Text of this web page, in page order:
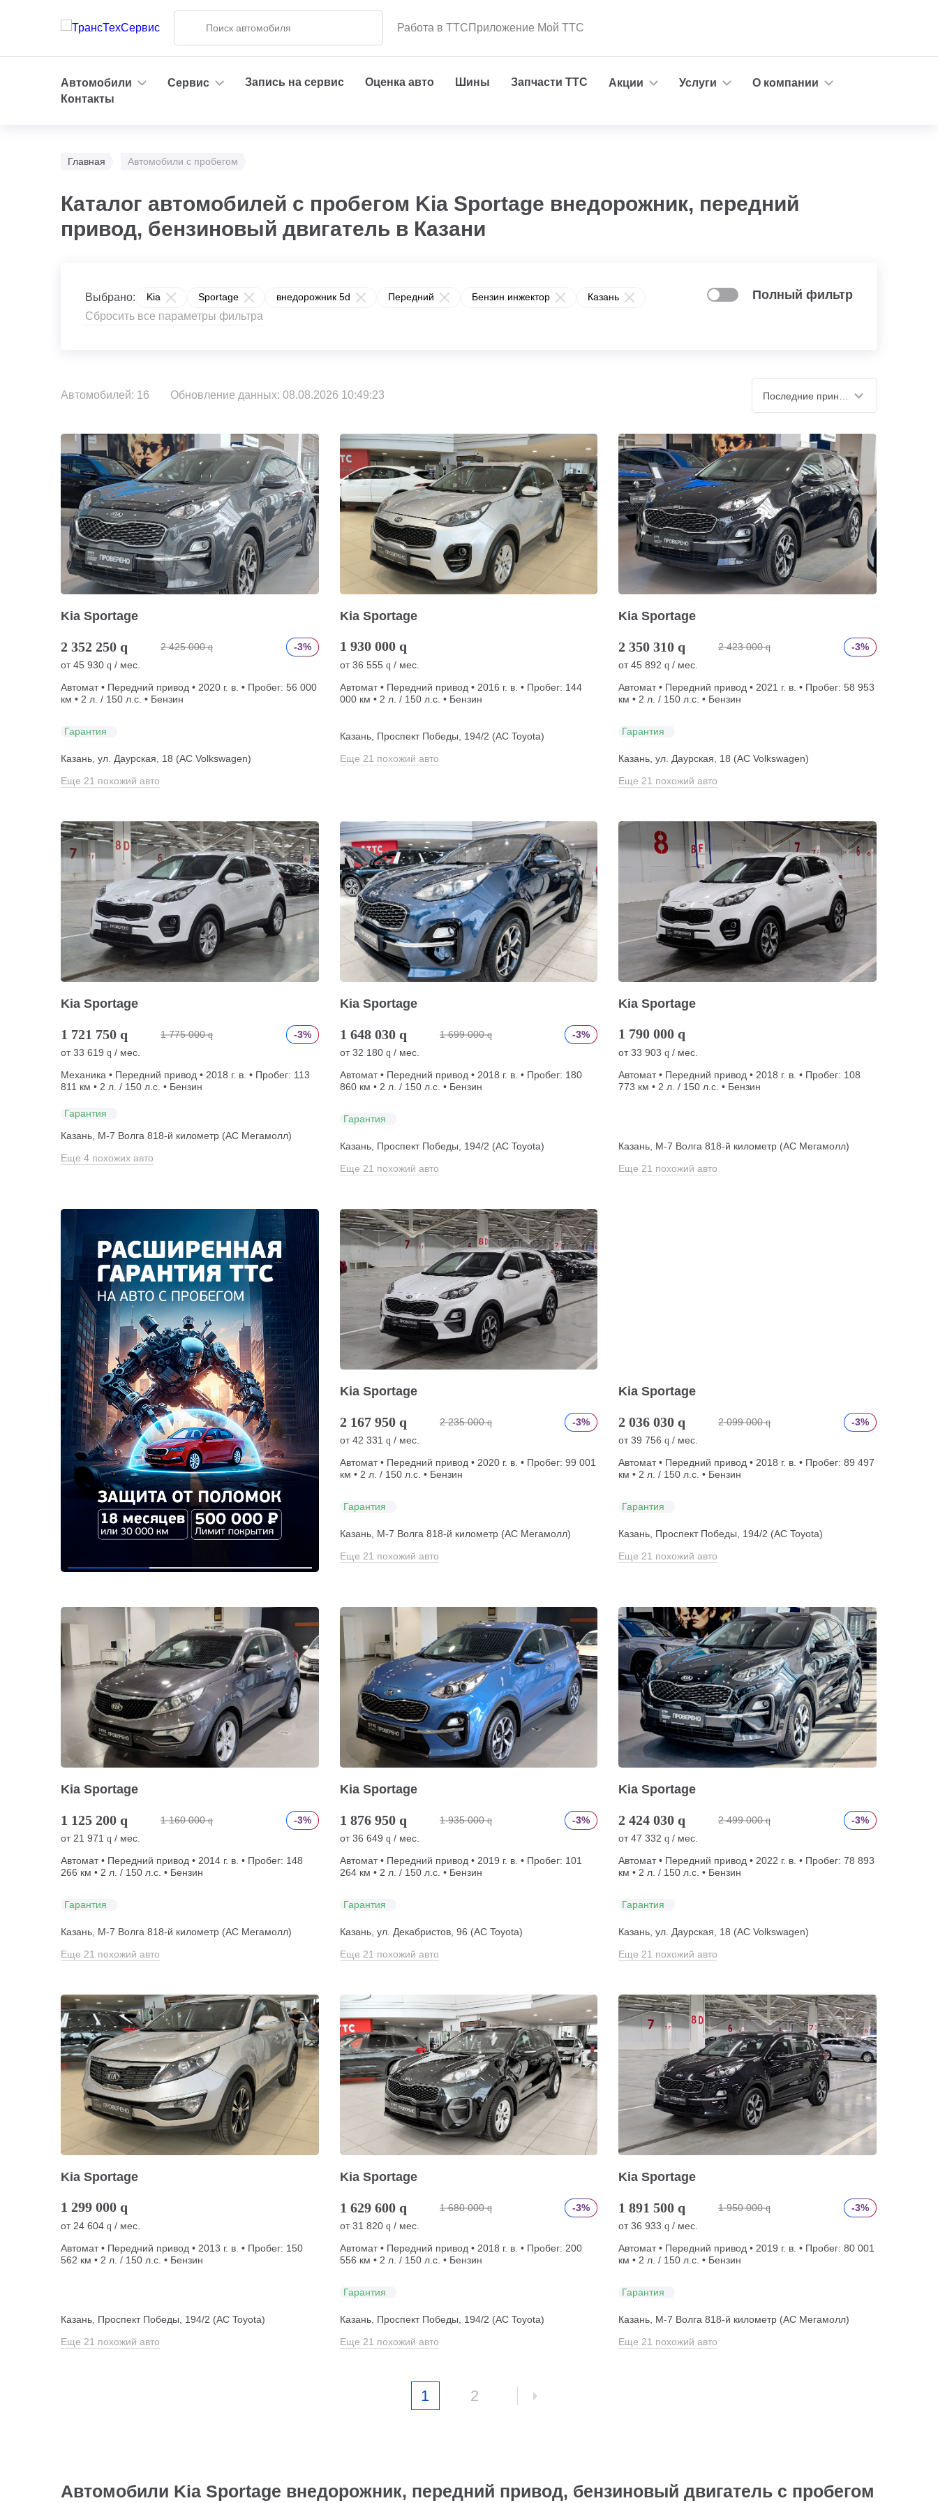
Работа в ТТСПриложение Мой ТТС
Автомобили Сервис Запись на сервис Оценка авто Шины Запчасти ТТС Акции Услуги
О компании
Контакты
Главная Автомобили с пробегом
Каталог автомобилей с пробегом Kia Sportage внедорожник, передний
привод, бензиновый двигатель в Казани
Выбрано: Kia Sportage внедорожник 5d Передний Бензин инжектор Казань
Сбросить все параметры фильтра
Полный фильтр
Автомобилей: 16 Обновление данных: 08.08.2026 10:49:23
Kia Sportage
2 352 250 q 2 425 000 q
-3%
от45 930 q / мес.
Автомат • Передний привод • 2020 г. в. • Пробег: 56 000
км • 2 л. / 150 л.с. • Бензин
Гарантия
Казань, ул. Даурская, 18 (АС Volkswagen)
Еще 21 похожий авто
Kia Sportage
1 930 000 q
от36 555 q / мес.
Автомат • Передний привод • 2016 г. в. • Пробег: 144
000 км • 2 л. / 150 л.с. • Бензин
Казань, Проспект Победы, 194/2 (АС Toyota)
Еще 21 похожий авто
Kia Sportage
2 350 310 q 2 423 000 q
-3%
от45 892 q / мес.
Автомат • Передний привод • 2021 г. в. • Пробег: 58 953
км • 2 л. / 150 л.с. • Бензин
Гарантия
Казань, ул. Даурская, 18 (АС Volkswagen)
Еще 21 похожий авто
Kia Sportage
1 721 750 q 1 775 000 q
-3%
от33 619 q / мес.
Механика • Передний привод • 2018 г. в. • Пробег: 113
811 км • 2 л. / 150 л.с. • Бензин
Гарантия
Казань, М-7 Волга 818-й километр (АС Мегамолл)
Еще 4 похожих авто
Kia Sportage
1 648 030 q 1 699 000 q
-3%
от32 180 q / мес.
Автомат • Передний привод • 2018 г. в. • Пробег: 180
860 км • 2 л. / 150 л.с. • Бензин
Гарантия
Казань, Проспект Победы, 194/2 (АС Toyota)
Еще 21 похожий авто
Kia Sportage
1 790 000 q
от33 903 q / мес.
Автомат • Передний привод • 2018 г. в. • Пробег: 108
773 км • 2 л. / 150 л.с. • Бензин
Казань, М-7 Волга 818-й километр (АС Мегамолл)
Еще 21 похожий авто
Kia Sportage
2 167 950 q 2 235 000 q
-3%
от42 331 q / мес.
Автомат • Передний привод • 2020 г. в. • Пробег: 99 001
км • 2 л. / 150 л.с. • Бензин
Гарантия
Казань, М-7 Волга 818-й километр (АС Мегамолл)
Еще 21 похожий авто
Kia Sportage
2 036 030 q 2 099 000 q
-3%
от39 756 q / мес.
Автомат • Передний привод • 2018 г. в. • Пробег: 89 497
км • 2 л. / 150 л.с. • Бензин
Гарантия
Казань, Проспект Победы, 194/2 (АС Toyota)
Еще 21 похожий авто
Kia Sportage
1 125 200 q 1 160 000 q
-3%
от21 971 q / мес.
Автомат • Передний привод • 2014 г. в. • Пробег: 148
266 км • 2 л. / 150 л.с. • Бензин
Гарантия
Казань, М-7 Волга 818-й километр (АС Мегамолл)
Еще 21 похожий авто
Kia Sportage
1 876 950 q 1 935 000 q
-3%
от36 649 q / мес.
Автомат • Передний привод • 2019 г. в. • Пробег: 101
264 км • 2 л. / 150 л.с. • Бензин
Гарантия
Казань, ул. Декабристов, 96 (АС Toyota)
Еще 21 похожий авто
Kia Sportage
2 424 030 q 2 499 000 q
-3%
от47 332 q / мес.
Автомат • Передний привод • 2022 г. в. • Пробег: 78 893
км • 2 л. / 150 л.с. • Бензин
Гарантия
Казань, ул. Даурская, 18 (АС Volkswagen)
Еще 21 похожий авто
Kia Sportage
1 299 000 q
от24 604 q / мес.
Автомат • Передний привод • 2013 г. в. • Пробег: 150
562 км • 2 л. / 150 л.с. • Бензин
Казань, Проспект Победы, 194/2 (АС Toyota)
Еще 21 похожий авто
Kia Sportage
1 629 600 q 1 680 000 q
-3%
от31 820 q / мес.
Автомат • Передний привод • 2018 г. в. • Пробег: 200
556 км • 2 л. / 150 л.с. • Бензин
Гарантия
Казань, Проспект Победы, 194/2 (АС Toyota)
Еще 21 похожий авто
Kia Sportage
1 891 500 q 1 950 000 q
-3%
от36 933 q / мес.
Автомат • Передний привод • 2019 г. в. • Пробег: 80 001
км • 2 л. / 150 л.с. • Бензин
Гарантия
Казань, М-7 Волга 818-й километр (АС Мегамолл)
Еще 21 похожий авто
1 2
Автомобили Kia Sportage внедорожник, передний привод, бензиновый двигатель с пробегом